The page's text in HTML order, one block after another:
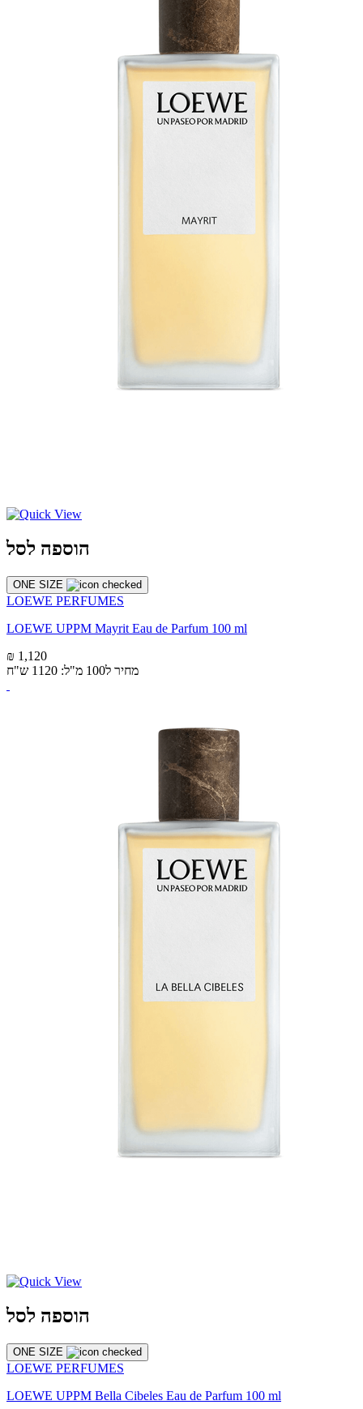
הוספה לסל
ONE SIZE
LOEWE PERFUMES
LOEWE UPPM Mayrit Eau de Parfum 100 ml
₪ 1,120
מחיר ל100 מ"ל: 1120 ש"ח
הוספה לסל
ONE SIZE
LOEWE PERFUMES
LOEWE UPPM Bella Cibeles Eau de Parfum 100 ml